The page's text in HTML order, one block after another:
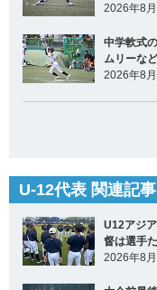
2026年8月
中学軟式
ムリーな
2026年8月
U-12代表 関連記事
U12アジ
督は選手
2026年8月